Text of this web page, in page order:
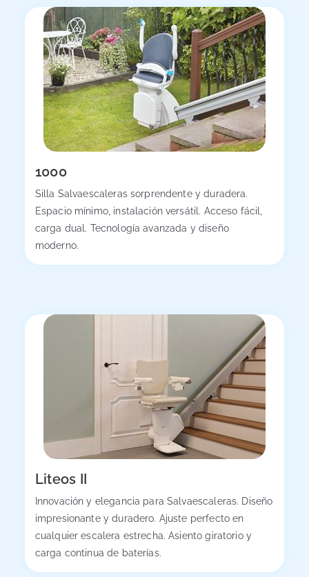
1000
Silla Salvaescaleras sorprendente y duradera.
Espacio mínimo, instalación versátil. Acceso fácil,
carga dual. Tecnología avanzada y diseño
moderno.
Liteos II
Innovación y elegancia para Salvaescaleras. Diseño
impresionante y duradero. Ajuste perfecto en
cualquier escalera estrecha. Asiento giratorio y
carga continua de baterías.